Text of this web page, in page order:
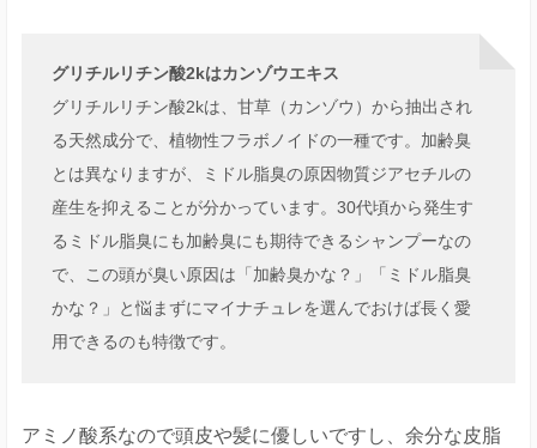
グリチルリチン酸2kはカンゾウエキス
グリチルリチン酸2kは、甘草（カンゾウ）から抽出され
る天然成分で、植物性フラボノイドの一種です。加齢臭
とは異なりますが、ミドル脂臭の原因物質ジアセチルの
産生を抑えることが分かっています。30代頃から発生す
るミドル脂臭にも加齢臭にも期待できるシャンプーなの
で、この頭が臭い原因は「加齢臭かな？」「ミドル脂臭
かな？」と悩まずにマイナチュレを選んでおけば長く愛
用できるのも特徴です。
アミノ酸系なので頭皮や髪に優しいですし、余分な皮脂